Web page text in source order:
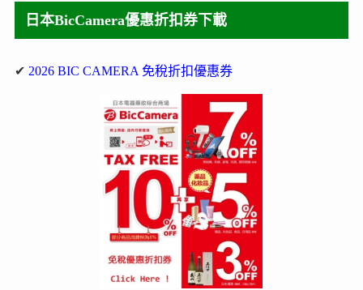
日本BicCamera優惠折扣券下載
✔ 2026 BIC CAMERA 免稅折扣優惠券